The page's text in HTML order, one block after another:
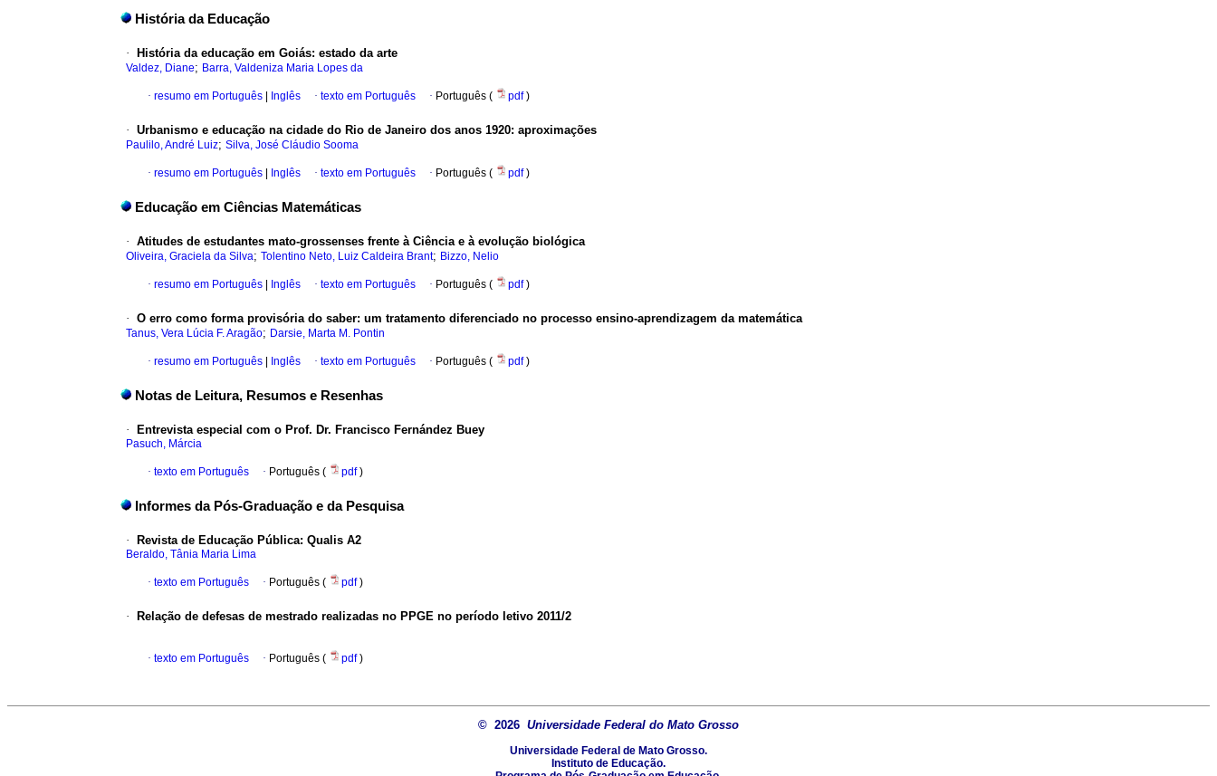
História da Educação
· História da educação em Goiás: estado da arte
Valdez, Diane; Barra, Valdeniza Maria Lopes da
· resumo em Português Inglês · texto em Português · Português ( pdf)
· Urbanismo e educação na cidade do Rio de Janeiro dos anos 1920: aproximações
Paulilo, André Luiz; Silva, José Cláudio Sooma
· resumo em Português Inglês · texto em Português · Português ( pdf)
Educação em Ciências Matemáticas
· Atitudes de estudantes mato-grossenses frente à Ciência e à evolução biológica
Oliveira, Graciela da Silva; Tolentino Neto, Luiz Caldeira Brant; Bizzo, Nelio
· resumo em Português Inglês · texto em Português · Português ( pdf)
· O erro como forma provisória do saber: um tratamento diferenciado no processo ensino-aprendizagem da matemática
Tanus, Vera Lúcia F. Aragão; Darsie, Marta M. Pontin
· resumo em Português Inglês · texto em Português · Português ( pdf)
Notas de Leitura, Resumos e Resenhas
· Entrevista especial com o Prof. Dr. Francisco Fernández Buey
Pasuch, Márcia
· texto em Português · Português ( pdf)
Informes da Pós-Graduação e da Pesquisa
· Revista de Educação Pública: Qualis A2
Beraldo, Tânia Maria Lima
· texto em Português · Português ( pdf)
· Relação de defesas de mestrado realizadas no PPGE no período letivo 2011/2
· texto em Português · Português ( pdf)
© 2026 Universidade Federal do Mato Grosso
Universidade Federal de Mato Grosso.
Instituto de Educação.